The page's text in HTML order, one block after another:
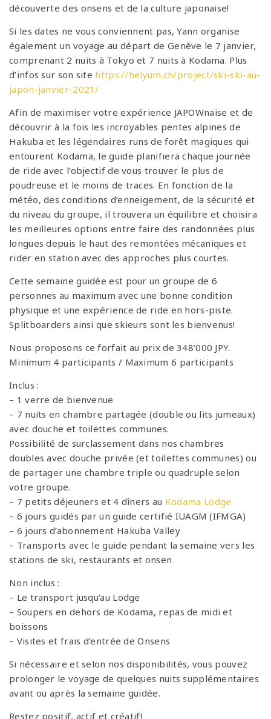
découverte des onsens et de la culture japonaise!
Si les dates ne vous conviennent pas, Yann organise
également un voyage au départ de Genève le 7 janvier,
comprenant 2 nuits à Tokyo et 7 nuits à Kodama. Plus
d’infos sur son site https://helyum.ch/project/ski-ski-au-
japon-janvier-2021/
Afin de maximiser votre expérience JAPOWnaise et de
découvrir à la fois les incroyables pentes alpines de
Hakuba et les légendaires runs de forêt magiques qui
entourent Kodama, le guide planifiera chaque journée
de ride avec l’objectif de vous trouver le plus de
poudreuse et le moins de traces. En fonction de la
météo, des conditions d’enneigement, de la sécurité et
du niveau du groupe, il trouvera un équilibre et choisira
les meilleures options entre faire des randonnées plus
longues depuis le haut des remontées mécaniques et
rider en station avec des approches plus courtes.
Cette semaine guidée est pour un groupe de 6
personnes au maximum avec une bonne condition
physique et une expérience de ride en hors-piste.
Splitboarders ainsi que skieurs sont les bienvenus!
Nous proposons ce forfait au prix de 348’000 JPY.
Minimum 4 participants / Maximum 6 participants
Inclus :
– 1 verre de bienvenue
– 7 nuits en chambre partagée (double ou lits jumeaux)
avec douche et toilettes communes.
Possibilité de surclassement dans nos chambres
doubles avec douche privée (et toilettes communes) ou
de partager une chambre triple ou quadruple selon
votre groupe.
– 7 petits déjeuners et 4 dîners au Kodama Lodge
– 6 jours guidés par un guide certifié IUAGM (IFMGA)
– 6 jours d’abonnement Hakuba Valley
– Transports avec le guide pendant la semaine vers les
stations de ski, restaurants et onsen
Non inclus :
– Le transport jusqu’au Lodge
– Soupers en dehors de Kodama, repas de midi et
boissons
– Visites et frais d’entrée de Onsens
Si nécessaire et selon nos disponibilités, vous pouvez
prolonger le voyage de quelques nuits supplémentaires
avant ou après la semaine guidée.
Restez positif, actif et créatif!